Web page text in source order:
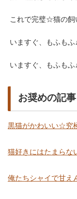
これで完璧☆猫の飼
いますぐ、もふも
いますぐ、もふも
お奨めの記事
黒猫がかわいい☆究
猫好きにはたまら
俺たちシャイで甘え